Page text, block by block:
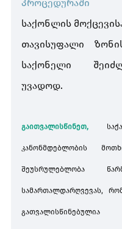
პროცედურაში
საქონლის
თავისუფალი
საქონელი
უვადოდ.
გაითვალისწინეთ,
კანონმდებლობის
შეუსრულებლობა
სამართალდარღვევას,